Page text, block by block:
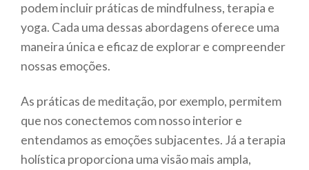
podem incluir práticas de mindfulness, terapia e
yoga. Cada uma dessas abordagens oferece uma
maneira única e eficaz de explorar e compreender
nossas emoções.
As práticas de meditação, por exemplo, permitem
que nos conectemos com nosso interior e
entendamos as emoções subjacentes. Já a terapia
holística proporciona uma visão mais ampla,